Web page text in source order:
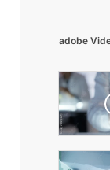
adobe